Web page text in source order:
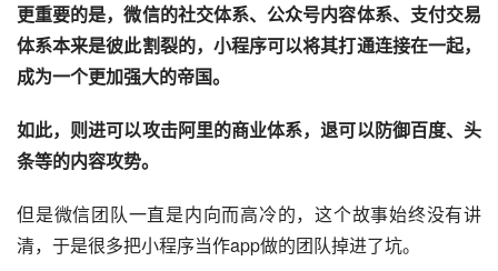
更重要的是，微信的社交体系、公众号内容体系、支付交易
体系本来是彼此割裂的，小程序可以将其打通连接在一起，
成为一个更加强大的帝国。
如此，则进可以攻击阿里的商业体系，退可以防御百度、头
条等的内容攻势。
但是微信团队一直是内向而高冷的，这个故事始终没有讲
清，于是很多把小程序当作app做的团队掉进了坑。